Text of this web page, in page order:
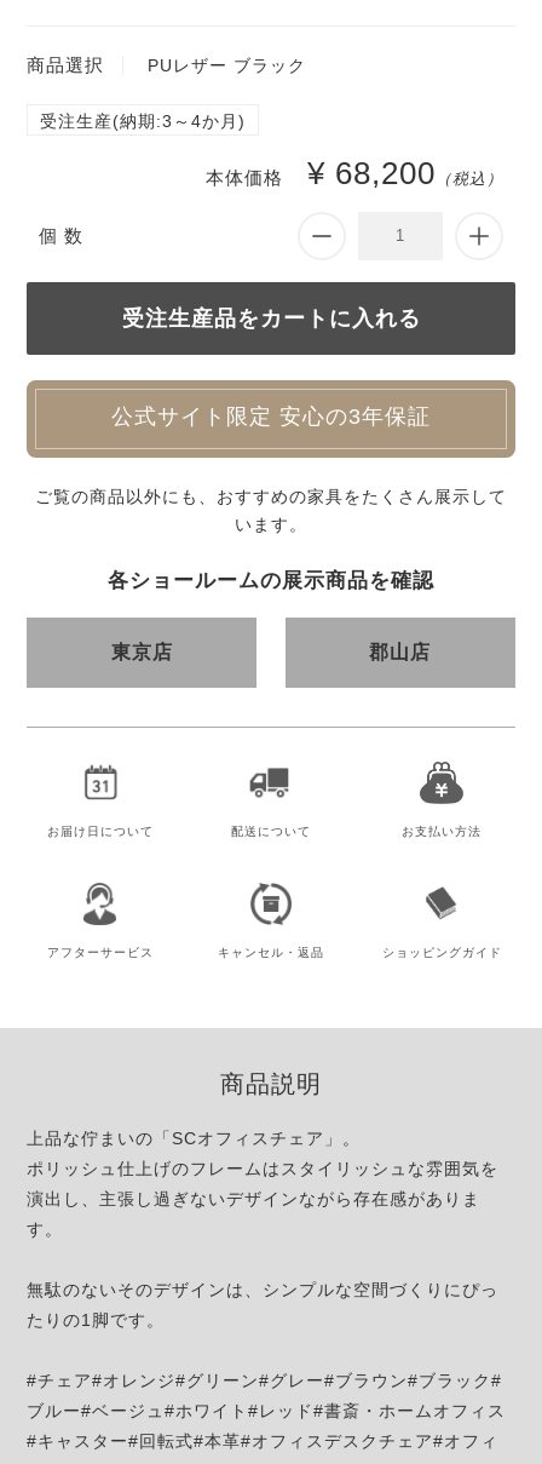
商品選択 PUレザー ブラック
受注生産(納期:3～4か月)
個 数
本体価格 ¥ 68,200 （税込）
公式サイト限定 安心の3年保証
ご覧の商品以外にも、おすすめの家具をたくさん展示して
います。
各ショールームの展示商品を確認
東京店 郡山店
お届け日 について 配送について お支払い方法
アフターサービス キャンセル・ 返品 ショッピングガイド
商品説明
上品な佇まいの「SCオフィスチェア」。
ポリッシュ仕上げのフレームはスタイリッシュな雰囲気を
演出し、主張し過ぎないデザインながら存在感がありま
す。
無駄のないそのデザインは、シンプルな空間づくりにぴっ
たりの1脚です。
#チェア#オレンジ#グリーン#グレー#ブラウン#ブラック#
ブルー#ベージュ#ホワイト#レッド#書斎・ホームオフィス
#キャスター#回転式#本革#オフィスデスクチェア#オフィ